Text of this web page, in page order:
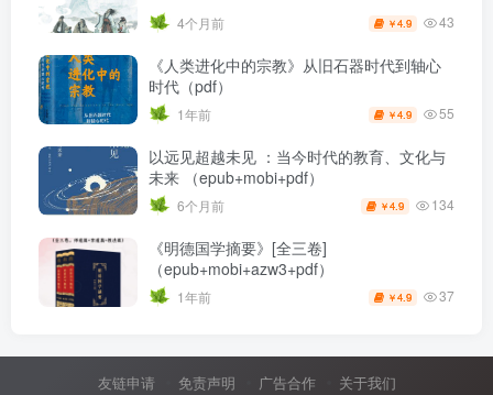
4个月前 ￥4.9 43
《人类进化中的宗教》从旧石器时代到轴心
时代（pdf）
1年前 ￥4.9 55
以远见超越未见 ：当今时代的教育、文化与
未来 （epub+mobi+pdf）
6个月前 ￥4.9 134
《明德国学摘要》[全三卷]
（epub+mobi+azw3+pdf）
1年前 ￥4.9 37
友链申请 免责声明 广告合作 关于我们